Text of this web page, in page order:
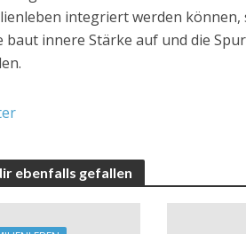
integriert werden
innere Stärke auf und die
ebenfalls gefallen